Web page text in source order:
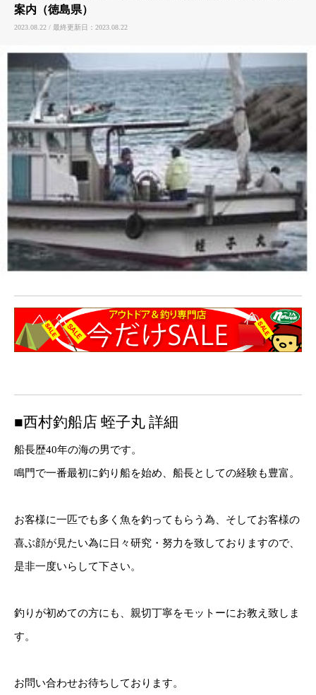
案内（徳島県）
2023.08.22 / 最終更新日：2023.08.22
■西村釣船店 蛭子丸 詳細
船長歴40年の海の男です。
鳴門で一番最初に釣り船を始め、船長としての経験も豊富。
お客様に一匹でも多く魚を釣ってもらう為、そしてお客様の
喜ぶ顔が見たい為に日々研究・努力を致しておりますので、
是非一度いらして下さい。
釣りが初めての方にも、親切丁寧をモットーにお教え致しま
す。
お問い合わせお待ちしております。